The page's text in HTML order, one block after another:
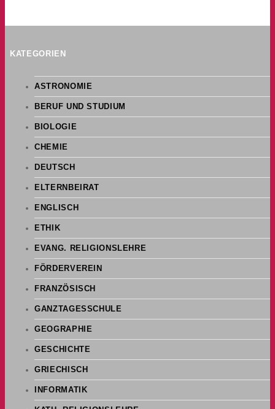
KATEGORIEN
ASTRONOMIE
BERUF UND STUDIUM
BIOLOGIE
CHEMIE
DEUTSCH
ELTERNBEIRAT
ENGLISCH
ETHIK
EVANG. RELIGIONSLEHRE
FÖRDERVEREIN
FRANZÖSISCH
GANZTAGESSCHULE
GEOGRAPHIE
GESCHICHTE
GRIECHISCH
INFORMATIK